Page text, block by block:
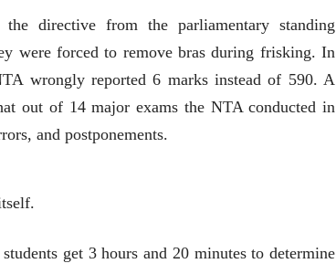
directive from the parliamentary standing
were forced to remove bras during frisking. In
wrongly reported 6 marks instead of 590. A
out of 14 major exams the NTA conducted in
and postponements.
get 3 hours and 20 minutes to determine